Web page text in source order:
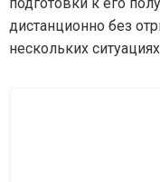
дистанционно без
нескольких ситуациях